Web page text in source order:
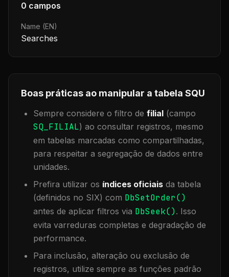
0 campos
Name (EN)
Searches
Boas práticas ao manipular a tabela SQU
Sempre considere o filtro de filial (campo
SQ_FILIAL) ao consultar registros, mesmo
em tabelas marcadas como compartilhadas,
para respeitar a segregação de dados entre
unidades.
Prefira utilizar os índices oficiais da tabela
(definidos no SIX) com DbSetOrder()
antes de aplicar filtros via DbSeek(). Isso
evita varreduras completas e degradação de
performance.
Para inclusão, alteração ou exclusão de
registros, utilize sempre as funções padrão